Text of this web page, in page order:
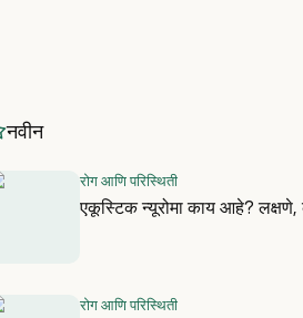
नवीन
रोग आणि परिस्थिती
एकूस्टिक न्यूरोमा काय आहे?
रोग आणि परिस्थिती